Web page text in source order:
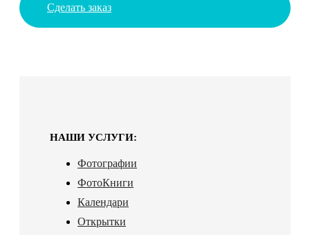
Сделать заказ
НАШИ УСЛУГИ:
Фотографии
ФотоКниги
Календари
Открытки